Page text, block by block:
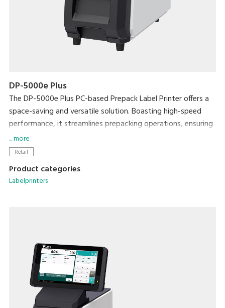
DP-5000e Plus
The DP-5000e Plus PC-based Prepack Label Printer offers a
space-saving and versatile solution. Boasting high-speed
performance, it streamlines prepacking operations, ensuring
exceptional efficiency without compromising on workspace.
Enhance efficiency with the Auto Linerless Dispenser Kit,
Accommodate a wide range of packing needs
... more
Retail
Product categories
Labelprinters